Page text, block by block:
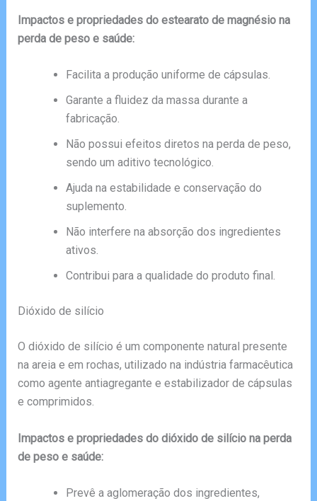
Impactos e propriedades do estearato de magnésio na
perda de peso e saúde:
Facilita a produção uniforme de cápsulas.
Garante a fluidez da massa durante a
fabricação.
Não possui efeitos diretos na perda de peso,
sendo um aditivo tecnológico.
Ajuda na estabilidade e conservação do
suplemento.
Não interfere na absorção dos ingredientes
ativos.
Contribui para a qualidade do produto final.
Dióxido de silício
O dióxido de silício é um componente natural presente
na areia e em rochas, utilizado na indústria farmacêutica
como agente antiagregante e estabilizador de cápsulas
e comprimidos.
Impactos e propriedades do dióxido de silício na perda
de peso e saúde:
Prevê a aglomeração dos ingredientes,